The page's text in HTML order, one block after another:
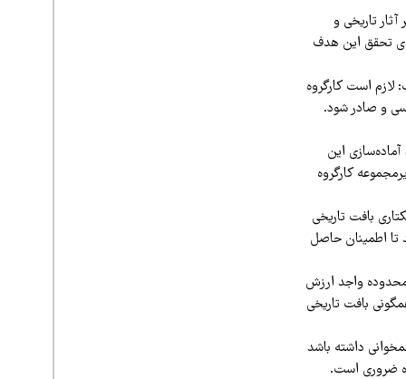
تاریخی و
تحقق این هدف
لازم است کارگروه
و صادر شود.
این
کارگروه
به برنامه ثبت جهانی محدوده تاریخی شهر کرمان بیان کرد: کلیات محدوده ۷۰ هکتاری بافت تاریخی
تا اطمینان حاصل
بناهای موجود در این محدوده واجد ارزش
بافت تاریخی
داشته باشد
ضروری است.